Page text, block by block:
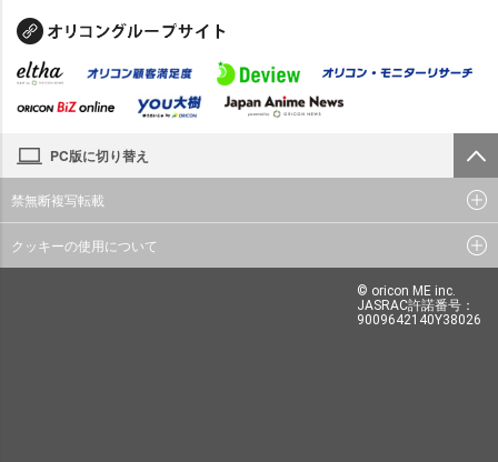
PC版に切り替え
禁無断複写転載
クッキーの使用について
© oricon ME inc.
JASRAC許諾番号：
9009642140Y38026